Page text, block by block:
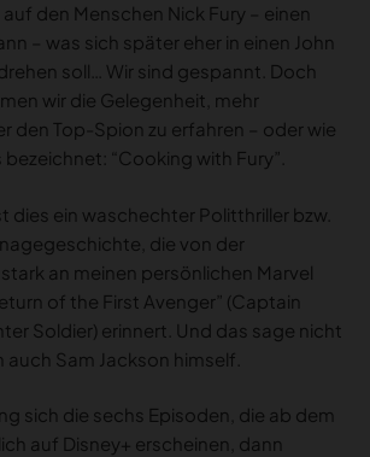
den Menschen Nick Fury – einen
– was sich später eher in einen John
soll… Wir sind gespannt. Doch
wir die Gelegenheit, mehr
den Top-Spion zu erfahren – oder wie
“Cooking with Fury”.
dies ein waschechter Politthriller bzw.
die von der
an meinen persönlichen Marvel
of the First Avenger” (Captain
Soldier) erinnert. Und das sage nicht
auch Sam Jackson himself.
sich die sechs Episoden, die ab dem
auf Disney+ erscheinen, dann